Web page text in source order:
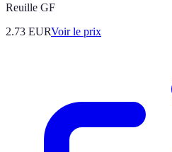
Reuille GF
2.73 EURVoir le prix